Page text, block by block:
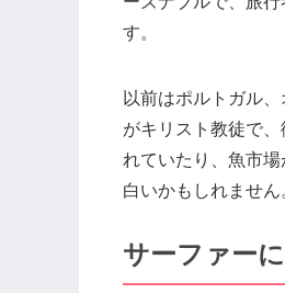
す。
以前はポルトガル
がキリスト教徒で
れていたり、魚市
白いかもしれません
サーファー